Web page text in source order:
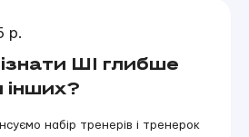
р.
ШІ глибше
інших?
набір тренерів і тренерок